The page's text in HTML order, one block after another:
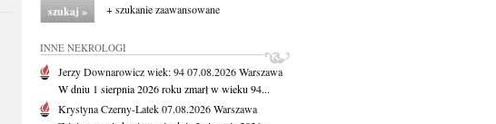
+ szukanie zaawansowane
INNE NEKROLOGI
Jerzy Downarowiczwiek: 9407.08.2026Warszawa
W dniu 1 sierpnia 2026 roku zmarł w wieku 94...
Krystyna Czerny-Latek07.08.2026Warszawa